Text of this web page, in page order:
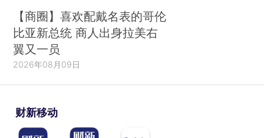
【商圈】喜欢配戴名表的哥伦
比亚新总统 商人出身拉美右
翼又一员
2026年08月09日
财新移动